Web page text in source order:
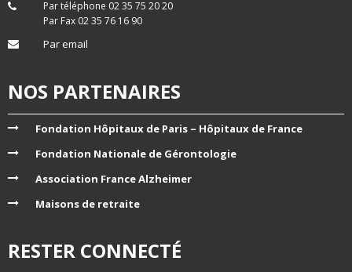
Par téléphone 02 35 75 20 20
Par Fax 02 35 76 16 90
Par email
NOS PARTENAIRES
Fondation Hôpitaux de Paris – Hôpitaux de France
Fondation Nationale de Gérontologie
Association France Alzheimer
Maisons de retraite
RESTER CONNECTÉ